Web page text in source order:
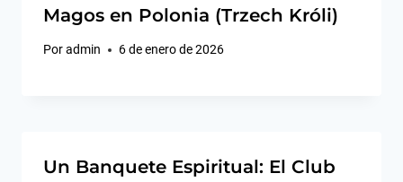
Magos en Polonia (Trzech Króli)
Poradmin 6 de enero de 2026
Un Banquete Espiritual: El Club